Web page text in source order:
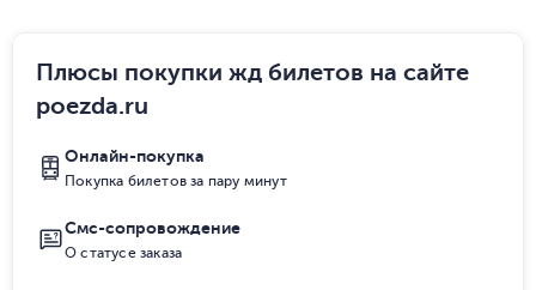
Плюсы покупки жд билетов на сайте
poezda.ru
Онлайн-покупка
Покупка билетов за пару минут
Смс-сопровождение
О статусе заказа